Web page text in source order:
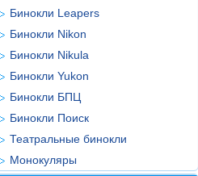
Бинокли Leapers
Бинокли Nikon
Бинокли Nikula
Бинокли Yukon
Бинокли БПЦ
Бинокли Поиск
Театральные бинокли
Монокуляры